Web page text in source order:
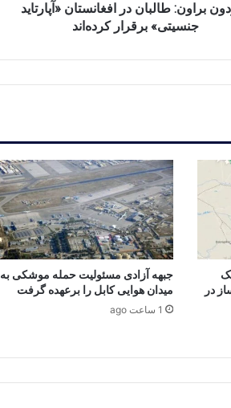
براون: طالبان در افغانستان «آپارتاید
جنسیتی» برقرار کرده‌اند
در
جبهه آزادی مسئولیت حمله موشکی به
میدان هوایی کابل را برعهده گرفت
1 ساعت ago